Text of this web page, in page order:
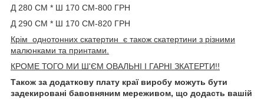
Д 280 СМ * Ш 170 СМ-800 ГРН
Д 290 СМ * Ш 170 СМ-820 ГРН
Крім однотонних скатертин є також скатертини з різними
малюнками та принтами.
КРОМЕ ТОГО МИ Ш'ЄМ ОВАЛЬНІ І ГАРНІ ЗКАТЕРТИ!!
Також за додаткову плату краї виробу можуть бути
задекировані бавовняним мереживом, що додасть вашій